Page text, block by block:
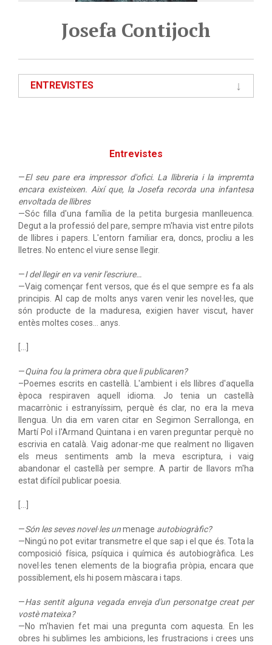
Josefa Contijoch
ENTREVISTES
Entrevistes
—El seu pare era impressor d'ofici. La llibreria i la impremta
encara existeixen. Així que, la Josefa recorda una infantesa
envoltada de llibres
—Sóc filla d'una família de la petita burgesia manlleuenca.
Degut a la professió del pare, sempre m'havia vist entre pilots
de llibres i papers. L'entorn familiar era, doncs, procliu a les
lletres. No entenc el viure sense llegir.
—I del llegir en va venir l'escriure…
—Vaig començar fent versos, que és el que sempre es fa als
principis. Al cap de molts anys varen venir les novel·les, que
són producte de la maduresa, exigien haver viscut, haver
entès moltes coses… anys.
—Quina fou la primera obra que li publicaren?
–Poemes escrits en castellà. L'ambient i els llibres d'aquella
època respiraven aquell idioma. Jo tenia un castellà
macarrònic i estranyíssim, perquè és clar, no era la meva
llengua. Un dia em varen citar en Segimon Serrallonga, en
Martí Pol i l'Armand Quintana i en varen preguntar perquè no
escrivia en català. Vaig adonar-me que realment no lligaven
els meus sentiments amb la meva escriptura, i vaig
abandonar el castellà per sempre. A partir de llavors m'ha
estat difícil publicar poesia.
—Són les seves novel·les unmenage autobiogràfic?
—Ningú no pot evitar transmetre el que sap i el que és. Tota la
composició física, psíquica i química és autobiogràfica. Les
novel·les tenen elements de la biografia pròpia, encara que
possiblement, els hi posem màscara i taps.
—Has sentit alguna vegada enveja d'un personatge creat per
vostè mateixa?
—No m'havien fet mai una pregunta com aquesta. En les
obres hi sublimes les ambicions, les frustracions i crees uns